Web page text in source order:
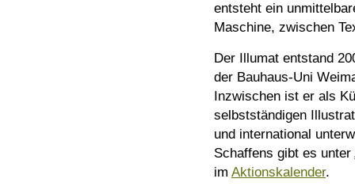
entsteht ein
Maschine, zwischen
Der Illumat entstand
der Bauhaus-Uni
Inzwischen ist er als
selbstständigen
und international
Schaffens gibt es unter
im Aktionskalender.